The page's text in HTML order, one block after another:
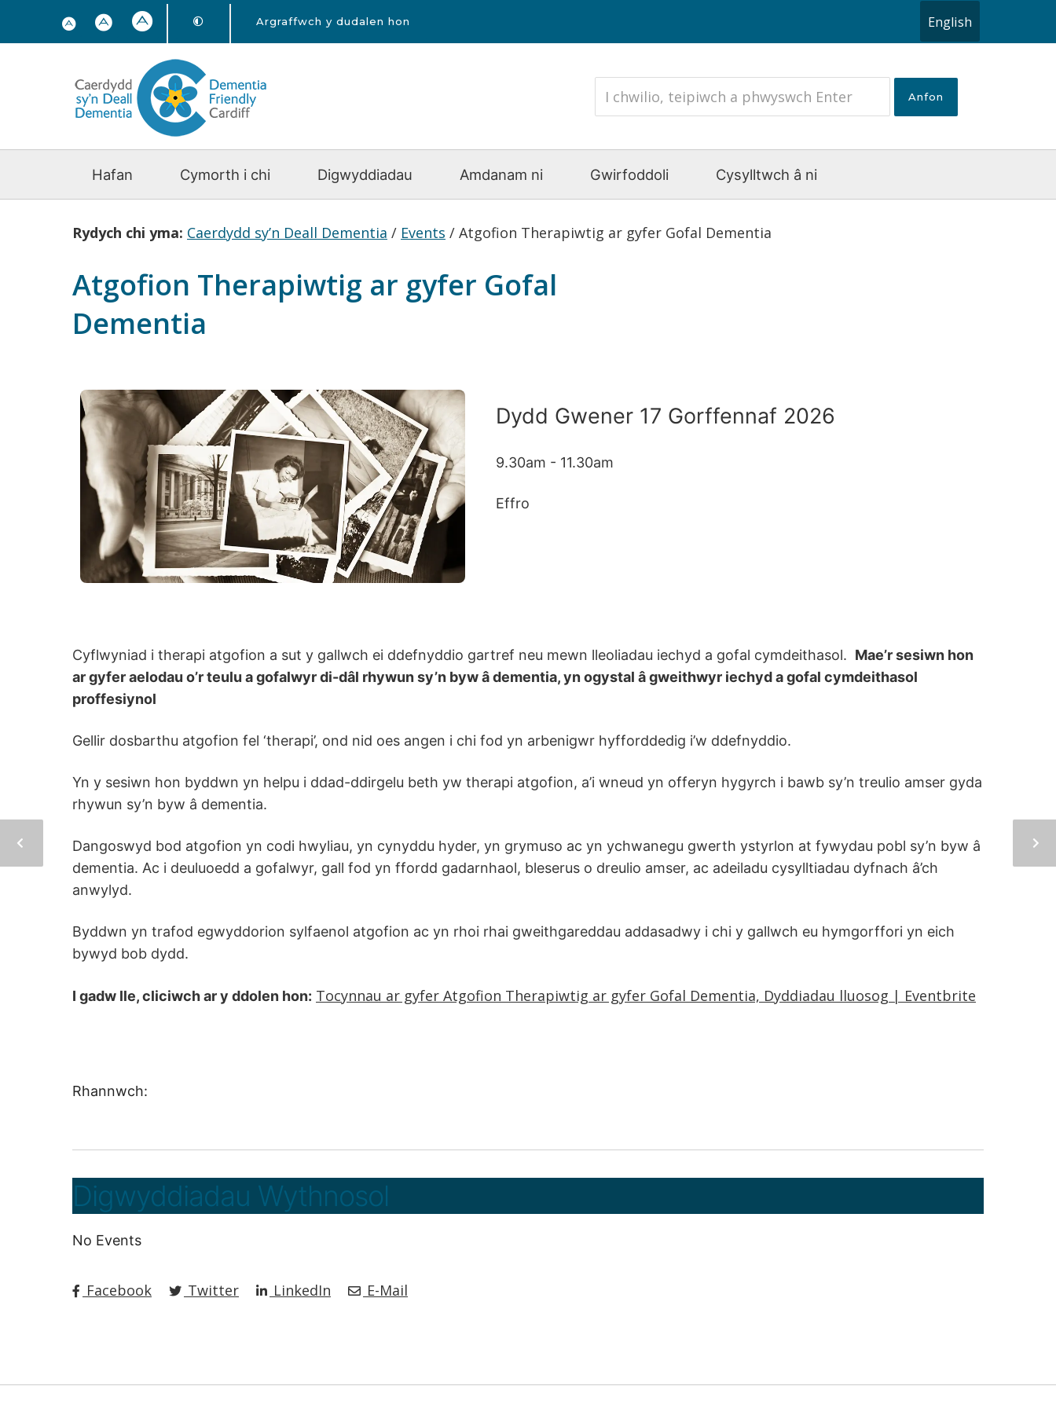
Argraffwch y dudalen hon English
Hafan Cymorth i chi Digwyddiadau Amdanam ni Gwirfoddoli Cysylltwch â ni
Rydych chi yma: Caerdydd sy’n Deall Dementia / Events / Atgofion Therapiwtig ar gyfer Gofal Dementia
Atgofion Therapiwtig ar gyfer Gofal
Dementia
Dydd Gwener 17 Gorffennaf 2026
9.30am - 11.30am
Effro
Cyflwyniad i therapi atgofion a sut y gallwch ei ddefnyddio gartref neu mewn lleoliadau iechyd a gofal cymdeithasol. Mae’r sesiwn hon
ar gyfer aelodau o’r teulu a gofalwyr di-dâl rhywun sy’n byw â dementia, yn ogystal â gweithwyr iechyd a gofal cymdeithasol
proffesiynol
Gellir dosbarthu atgofion fel ‘therapi’, ond nid oes angen i chi fod yn arbenigwr hyfforddedig i’w ddefnyddio.
Yn y sesiwn hon byddwn yn helpu i ddad-ddirgelu beth yw therapi atgofion, a’i wneud yn offeryn hygyrch i bawb sy’n treulio amser gyda
rhywun sy’n byw â dementia.
Dangoswyd bod atgofion yn codi hwyliau, yn cynyddu hyder, yn grymuso ac yn ychwanegu gwerth ystyrlon at fywydau pobl sy’n byw â
dementia. Ac i deuluoedd a gofalwyr, gall fod yn ffordd gadarnhaol, bleserus o dreulio amser, ac adeiladu cysylltiadau dyfnach â’ch
anwylyd.
Byddwn yn trafod egwyddorion sylfaenol atgofion ac yn rhoi rhai gweithgareddau addasadwy i chi y gallwch eu hymgorffori yn eich
bywyd bob dydd.
I gadw lle, cliciwch ar y ddolen hon: Tocynnau ar gyfer Atgofion Therapiwtig ar gyfer Gofal Dementia, Dyddiadau lluosog | Eventbrite
Rhannwch:
Digwyddiadau Wythnosol
No Events
Facebook Twitter LinkedIn E-Mail